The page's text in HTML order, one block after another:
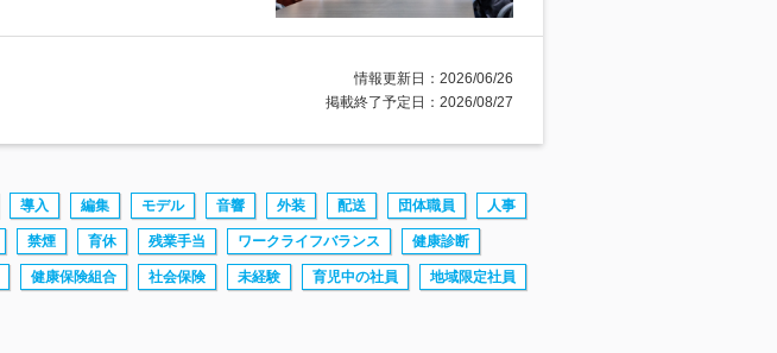
情報更新日：2026/06/26
掲載終了予定日：2026/08/27
導入 編集 モデル 音響 外装 配送 団体職員 人事
禁煙 育休 残業手当 ワークライフバランス 健康診断
健康保険組合 社会保険 未経験 育児中の社員 地域限定社員